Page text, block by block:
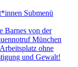
Submenü
Barnes von der
München
ohne
und Gewalt!